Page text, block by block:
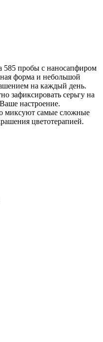
585 пробы с наносапфиром
форма и небольшой
на каждый день.
зафиксировать серьгу на
настроение.
миксуют самые сложные
цветотерапией.